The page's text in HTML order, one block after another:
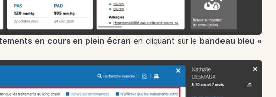
en cours en plein écran en cliquant sur le bandeau bleu «